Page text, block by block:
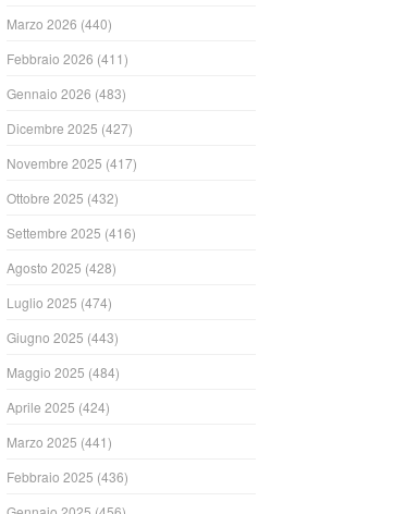
Marzo 2026 (440)
Febbraio 2026 (411)
Gennaio 2026 (483)
Dicembre 2025 (427)
Novembre 2025 (417)
Ottobre 2025 (432)
Settembre 2025 (416)
Agosto 2025 (428)
Luglio 2025 (474)
Giugno 2025 (443)
Maggio 2025 (484)
Aprile 2025 (424)
Marzo 2025 (441)
Febbraio 2025 (436)